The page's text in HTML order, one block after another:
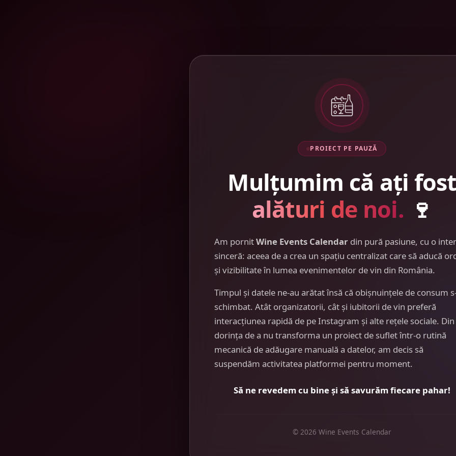
PROIECT PE PAUZĂ
Mulțumim că ați fost
alături de noi. 🍷
Am pornitWine Events Calendar din pură pasiune, cu o
sinceră: aceea de a crea un spațiu centralizat care să aducă
și vizibilitate în lumea evenimentelor de vin din România.
Timpul și datele ne-au arătat însă că obișnuințele de consum
schimbat. Atât organizatorii, cât și iubitorii de vin preferă
interacțiunea rapidă de pe Instagram și alte rețele sociale. Din
dorința de a nu transforma un proiect de suflet într-o rutină
mecanică de adăugare manuală a datelor, am decis să
suspendăm activitatea platformei pentru moment.
Să ne revedem cu bine și să savurăm fiecare pahar!
© 2026 Wine Events Calendar